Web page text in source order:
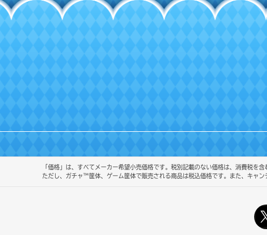
「価格」は、すべてメーカー希望小売価格です。税別記載のない価格は、消費税
ただし、ガチャ™筐体、ゲーム筐体で販売される商品は税込価格です。また、キャン